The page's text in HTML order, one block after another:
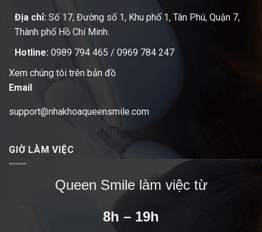
Địa chỉ: Số 17, Đường số 1, Khu phố 1, Tân Phú, Quận 7,
Thành phố Hồ Chí Minh.
Hotline: 0989 794 465 / 0969 784 247
Xem chúng tôi trên bản đồ
Email
support@nhakhoaqueensmile.com
GIỜ LÀM VIỆC
Queen Smile làm việc từ
8h – 19h